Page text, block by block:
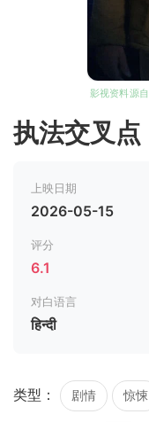
影视资料源自
执法交叉点
上映日期
2026-05-15
评分
6.1
对白语言
हिन्दी
类型： 剧情 惊悚